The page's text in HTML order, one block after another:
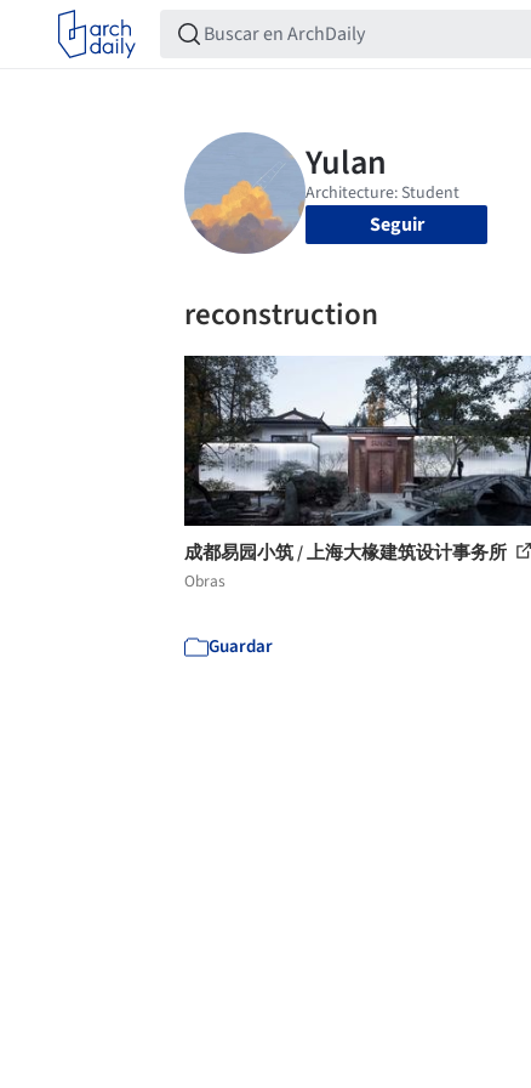
Seguir
reconstruction
成都易园小筑 / 上海大椽建筑设计事务所
Obras
Guardar